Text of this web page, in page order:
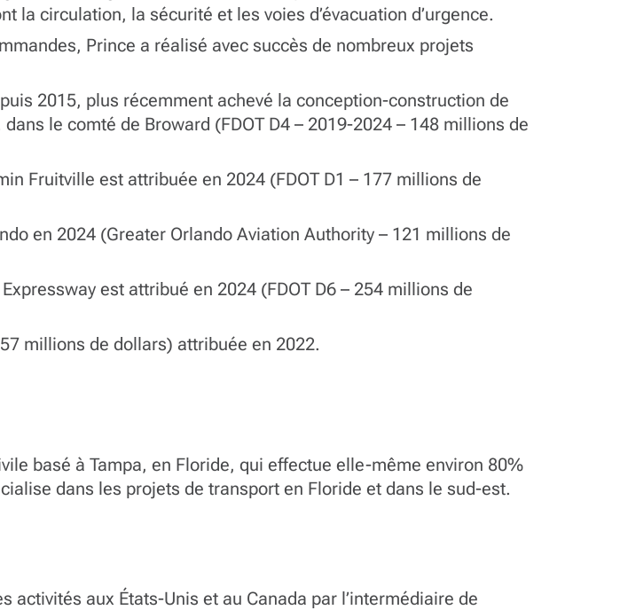
la circulation, la sécurité et les voies d’évacuation d’urgence.
Prince a réalisé avec succès de nombreux projets
2015, plus récemment achevé la conception-construction de
le comté de Broward (FDOT D4 – 2019-2024 – 148 millions de
Fruitville est attribuée en 2024 (FDOT D1 – 177 millions de
en 2024 (Greater Orlando Aviation Authority – 121 millions de
est attribué en 2024 (FDOT D6 – 254 millions de
millions de dollars) attribuée en 2022.
basé à Tampa, en Floride, qui effectue elle-même environ 80%
dans les projets de transport en Floride et dans le sud-est.
activités aux États-Unis et au Canada par l’intermédiaire de